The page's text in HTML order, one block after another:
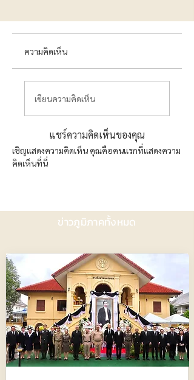
ความคิดเห็น
เขียนความคิดเห็น
แชร์ความคิดเห็นของคุณ
เชิญแสดงความคิดเห็น คุณคือคนแรกที่แสดงความ
คิดเห็นที่นี่
ข่าวภูมิภาคทั้งหมด